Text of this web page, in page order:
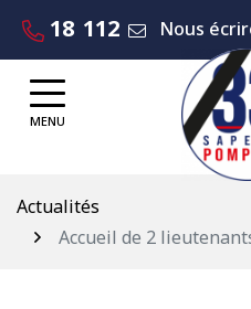
contenu
18 112 Nous
MENU
Actualités
Accueil de 2